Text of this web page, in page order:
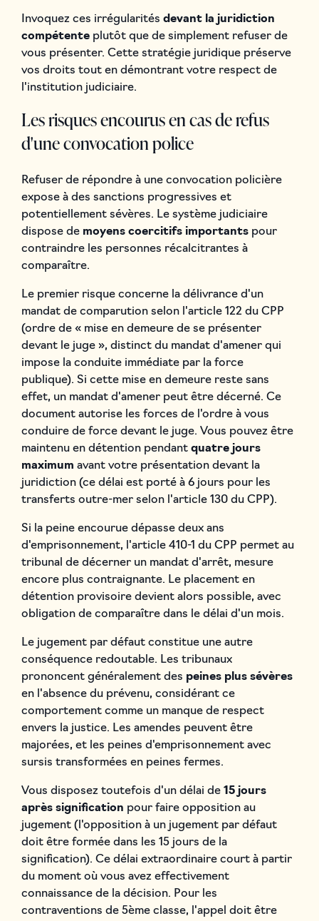
Invoquez ces irrégularités devant la juridiction
compétenteplutôt que de simplement refuser de
vous présenter. Cette stratégie juridique préserve
vos droits tout en démontrant votre respect de
l'institution judiciaire.
Les risques encourus en cas de refus
d'une convocation police
Refuser de répondre à une convocation policière
expose à des sanctions progressives et
potentiellement sévères. Le système judiciaire
dispose de moyens coercitifs importantspour
contraindre les personnes récalcitrantes à
comparaître.
Le premier risque concerne la délivrance d'un
mandat de comparution selon l'article 122 du CPP
(ordre de « mise en demeure de se présenter
devant le juge », distinct du mandat d'amener qui
impose la conduite immédiate par la force
publique). Si cette mise en demeure reste sans
effet, un mandat d'amener peut être décerné. Ce
document autorise les forces de l'ordre à vous
conduire de force devant le juge. Vous pouvez être
maintenu en détention pendant quatre jours
maximum avant votre présentation devant la
juridiction (ce délai est porté à 6 jours pour les
transferts outre-mer selon l'article 130 du CPP).
Si la peine encourue dépasse deux ans
d'emprisonnement, l'article 410-1 du CPP permet au
tribunal de décerner un mandat d'arrêt, mesure
encore plus contraignante. Le placement en
détention provisoire devient alors possible, avec
obligation de comparaître dans le délai d'un mois.
Le jugement par défaut constitue une autre
conséquence redoutable. Les tribunaux
prononcent généralement des peines plus sévères
en l'absence du prévenu, considérant ce
comportement comme un manque de respect
envers la justice. Les amendes peuvent être
majorées, et les peines d'emprisonnement avec
sursis transformées en peines fermes.
Vous disposez toutefois d'un délai de 15 jours
après signification pour faire opposition au
jugement (l'opposition à un jugement par défaut
doit être formée dans les 15 jours de la
signification). Ce délai extraordinaire court à partir
du moment où vous avez effectivement
connaissance de la décision. Pour les
contraventions de 5ème classe, l'appel doit être